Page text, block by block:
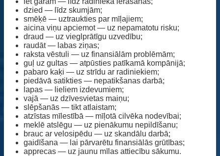
dzied — līdz skumjām;
smēķē — uztraukties par mīļajiem;
aicina viņu apciemot — uz nepamatotu risku;
draud — uz vieglprātīgu uzvedību;
raudāt — labas ziņas;
raksta vēstuli — uz finansiālām problēmām;
guļ uz gultas — atpūsties patīkamā kompānijā;
pabaro kaķi — uz strīdu ar radiniekiem;
piedāvā satikties — nepatikšanas darbā;
lapas — lieliem izdevumiem;
vajā — uz dzīvesvietas maiņu;
slēpšanās — tikt atlaistam;
atzīstas mīlestībā — mīļotā cilvēka nodevībai;
meklē atslēgu — uz pienākumu nepildīšanu;
brauc ar velosipēdu — uz skandālu darbā;
gaidīšana — lai pārvarētu finansiālās grūtības;
apprecas — uz jaunu mīlas attiecību sākumu.